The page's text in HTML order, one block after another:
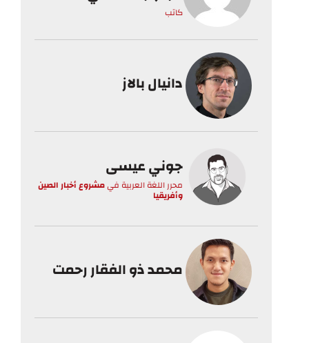
كاتب
دانيال بالاز
جوني عيسى
محرر اللغة العربية فيمشروع أخبار الصين
وأفريقيا
محمد ذو الفقار رحمت